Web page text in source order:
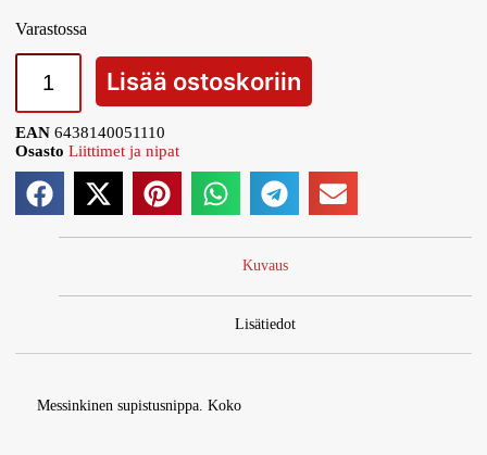
Varastossa
Lisää ostoskoriin
EAN6438140051110
Osasto Liittimet ja nipat
Kuvaus
Lisätiedot
Messinkinen supistusnippa. Koko